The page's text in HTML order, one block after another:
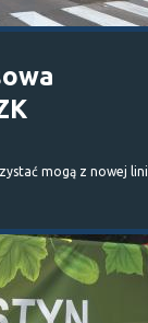
mogą z nowej